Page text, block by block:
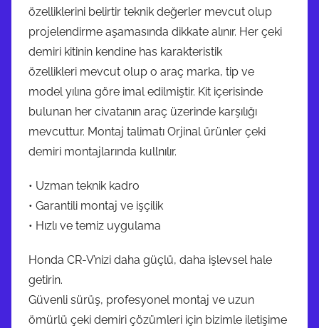
özelliklerini belirtir teknik değerler mevcut olup
projelendirme aşamasında dikkate alınır. Her çeki
demiri kitinin kendine has karakteristik
özellikleri mevcut olup o araç marka, tip ve
model yılına göre imal edilmiştir. Kit içerisinde
bulunan her civatanın araç üzerinde karşılığı
mevcuttur. Montaj talimatı Orjinal ürünler çeki
demiri montajlarında kullnılır.
• Uzman teknik kadro
• Garantili montaj ve işçilik
• Hızlı ve temiz uygulama
Honda CR-V’nizi daha güçlü, daha işlevsel hale
getirin.
Güvenli sürüş, profesyonel montaj ve uzun
ömürlü çeki demiri çözümleri için bizimle iletişime